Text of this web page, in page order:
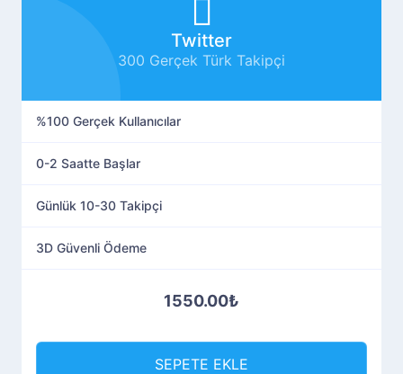
Twitter
300 Gerçek Türk Takipçi
%100 Gerçek Kullanıcılar
0-2 Saatte Başlar
Günlük 10-30 Takipçi
3D Güvenli Ödeme
1550.00₺
SEPETE EKLE